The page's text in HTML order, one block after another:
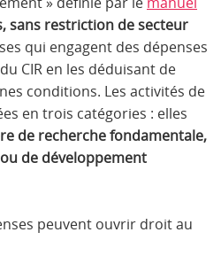
sans restriction de secteur
qui engagent des dépenses
CIR en les déduisant de
conditions. Les activités de
en trois catégories : elles
de recherche fondamentale,
de développement
peuvent ouvrir droit au